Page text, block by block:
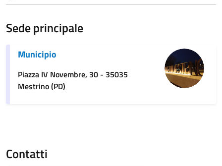
Sede principale
Municipio
Piazza IV Novembre, 30 - 35035
Mestrino (PD)
Contatti